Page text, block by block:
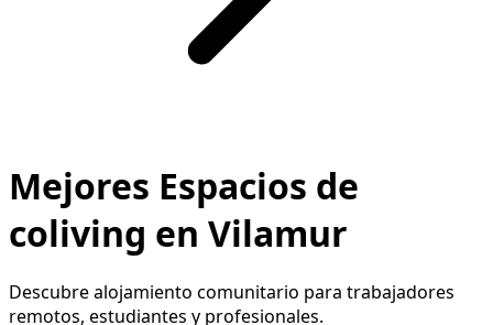
Mejores Espacios de
coliving en Vilamur
Descubre alojamiento comunitario para trabajadores
remotos, estudiantes y profesionales.